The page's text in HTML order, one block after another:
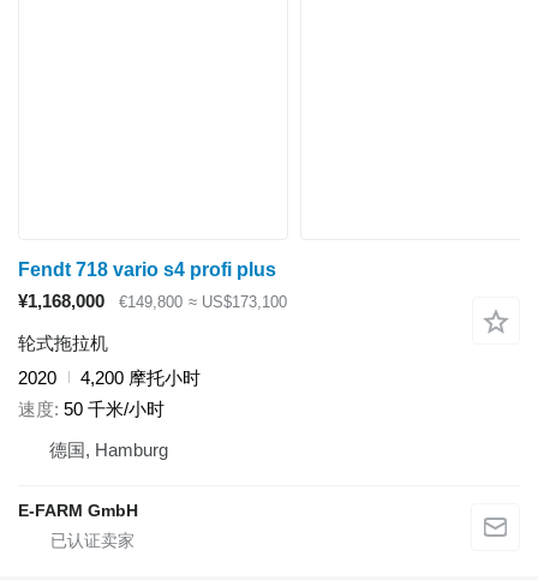
Fendt 718 vario s4 profi plus
¥1,168,000
€149,800 ≈ US$173,100
轮式拖拉机
2020
4,200 摩托小时
速度 50 千米/小时
德国, Hamburg
E-FARM GmbH